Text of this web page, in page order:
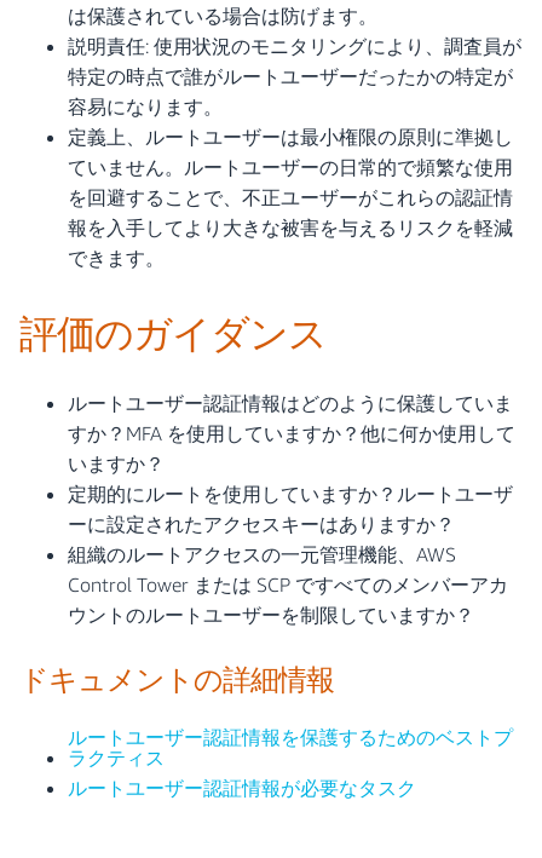
は保護されている場合は防げます。
説明責任: 使用状況のモニタリングにより、調査員が
特定の時点で誰がルートユーザーだったかの特定が
容易になります。
定義上、ルートユーザーは最小権限の原則に準拠し
ていません。ルートユーザーの日常的で頻繁な使用
を回避することで、不正ユーザーがこれらの認証情
報を入手してより大きな被害を与えるリスクを軽減
できます。
評価のガイダンス
ルートユーザー認証情報はどのように保護していま
すか？MFA を使用していますか？他に何か使用して
いますか？
定期的にルートを使用していますか？ルートユーザ
ーに設定されたアクセスキーはありますか？
組織のルートアクセスの一元管理機能、AWS
Control Tower または SCP ですべてのメンバーアカ
ウントのルートユーザーを制限していますか？
ドキュメントの詳細情報
ルートユーザー認証情報を保護するためのベストプ
ラクティス
ルートユーザー認証情報が必要なタスク